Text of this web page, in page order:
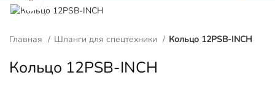
Главная Шланги для спецтехники Кольцо 12PSB-INCH
Кольцо 12PSB-INCH